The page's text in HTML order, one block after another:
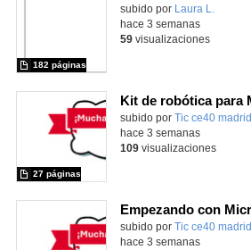
Contenido educativo.
subido por Laura L.
182 páginas
hace 3 semanas
59visualizaciones
Contenido educativo.
subido por Tic ce40 madrid
27 páginas
hace 3 semanas
109visualizaciones
Contenido educativo.
subido por Tic ce40 madrid
hace 3 semanas